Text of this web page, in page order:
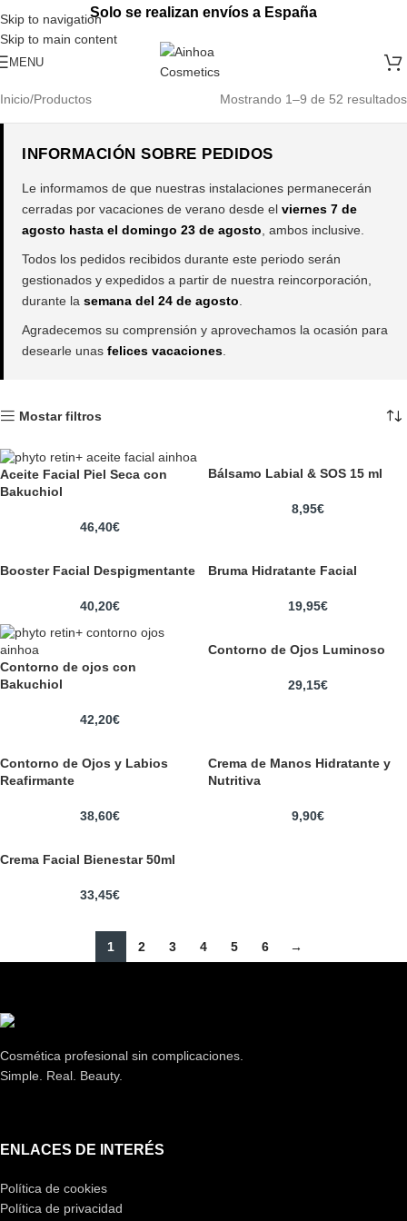
Skip to navigation
Skip to main content
Solo se realizan envíos a España
MENU
Inicio Productos Mostrando 1–9 de 52 resultados
INFORMACIÓN SOBRE PEDIDOS
Le informamos de que nuestras instalaciones permanecerán
cerradas por vacaciones de verano desde el viernes 7 de
agosto hasta el domingo 23 de agosto , ambos inclusive.
Todos los pedidos recibidos durante este periodo serán
gestionados y expedidos a partir de nuestra reincorporación,
durante la semana del 24 de agosto
Agradecemos su comprensión y aprovechamos la ocasión para
desearle unas felices vacaciones
Mostar filtros
Aceite Facial Piel Seca con
Bakuchiol
46,40€
Bálsamo Labial & SOS 15 ml
8,95€
Booster Facial Despigmentante
40,20€
Bruma Hidratante Facial
19,95€
Contorno de ojos con
Bakuchiol
42,20€
Contorno de Ojos Luminoso
29,15€
Contorno de Ojos y Labios
Reafirmante
38,60€
Crema de Manos Hidratante y
Nutritiva
9,90€
Crema Facial Bienestar 50ml
33,45€
1 2 3 4 5 6 →
Cosmética profesional sin complicaciones.
Simple. Real. Beauty.
ENLACES DE INTERÉS
Política de cookies
Política de privacidad